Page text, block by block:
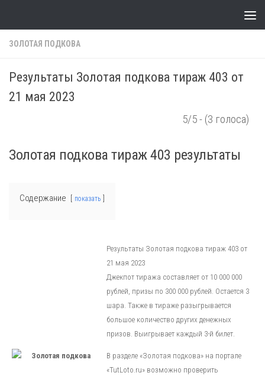
ЗОЛОТАЯ ПОДКОВА
Результаты Золотая подкова тираж 403 от
21 мая 2023
5/5 - (3 голоса)
Золотая подкова тираж 403 результаты
Содержание показать
Результаты Золотая подкова тираж 403 от
21 мая 2023
Джекпот тиража составляет от 10 000 000
рублей, призы по 300 000 рублей. Остается 3
шара. Также в тираже разыгрывается
большое количество других денежных
призов. Выигрывает каждый 3-й билет.
В разделе «Золотая подкова» на портале
«TutLoto.ru» возможно проверить